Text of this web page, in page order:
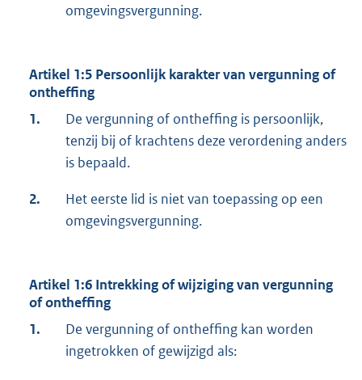
omgevingsvergunning.
Artikel 1:5 Persoonlijk karakter van vergunning of
ontheffing
1.
De vergunning of ontheffing is persoonlijk,
tenzij bij of krachtens deze verordening anders
is bepaald.
2.
Het eerste lid is niet van toepassing op een
omgevingsvergunning.
Artikel 1:6 Intrekking of wijziging van vergunning
of ontheffing
1.
De vergunning of ontheffing kan worden
ingetrokken of gewijzigd als: